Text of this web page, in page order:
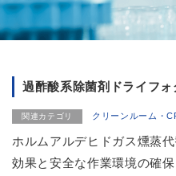
過酢酸系除菌剤ドライフォ
関連カテゴリ クリーンルーム・
ホルムアルデヒドガス燻蒸
効果と安全な作業環境の確保